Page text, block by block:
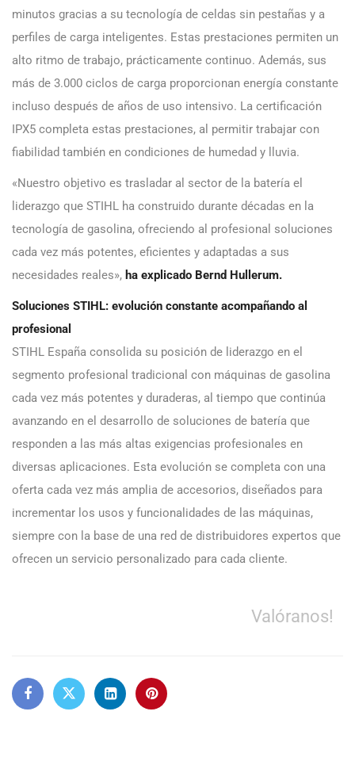
minutos gracias a su tecnología de celdas sin pestañas y a
perfiles de carga inteligentes. Estas prestaciones permiten un
alto ritmo de trabajo, prácticamente continuo. Además, sus
más de 3.000 ciclos de carga proporcionan energía constante
incluso después de años de uso intensivo. La certificación
IPX5 completa estas prestaciones, al permitir trabajar con
fiabilidad también en condiciones de humedad y lluvia.
«Nuestro objetivo es trasladar al sector de la batería el
liderazgo que STIHL ha construido durante décadas en la
tecnología de gasolina, ofreciendo al profesional soluciones
cada vez más potentes, eficientes y adaptadas a sus
necesidades reales», ha explicado Bernd Hullerum.
Soluciones STIHL: evolución constante acompañando al
profesional
STIHL España consolida su posición de liderazgo en el
segmento profesional tradicional con máquinas de gasolina
cada vez más potentes y duraderas, al tiempo que continúa
avanzando en el desarrollo de soluciones de batería que
responden a las más altas exigencias profesionales en
diversas aplicaciones. Esta evolución se completa con una
oferta cada vez más amplia de accesorios, diseñados para
incrementar los usos y funcionalidades de las máquinas,
siempre con la base de una red de distribuidores expertos que
ofrecen un servicio personalizado para cada cliente.
Valóranos!